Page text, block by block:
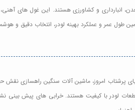
انبارداری و کشاورزی هستند. این غول های
طول عمر و عملکرد بهینه لودر، انتخاب دقیق و
امروز، ماشین آلات سنگین راهسازی نقش
قطعات لودر با کیفیت هستند. خرابی های پیش